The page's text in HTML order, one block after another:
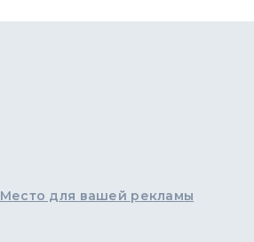
Место для вашей рекламы